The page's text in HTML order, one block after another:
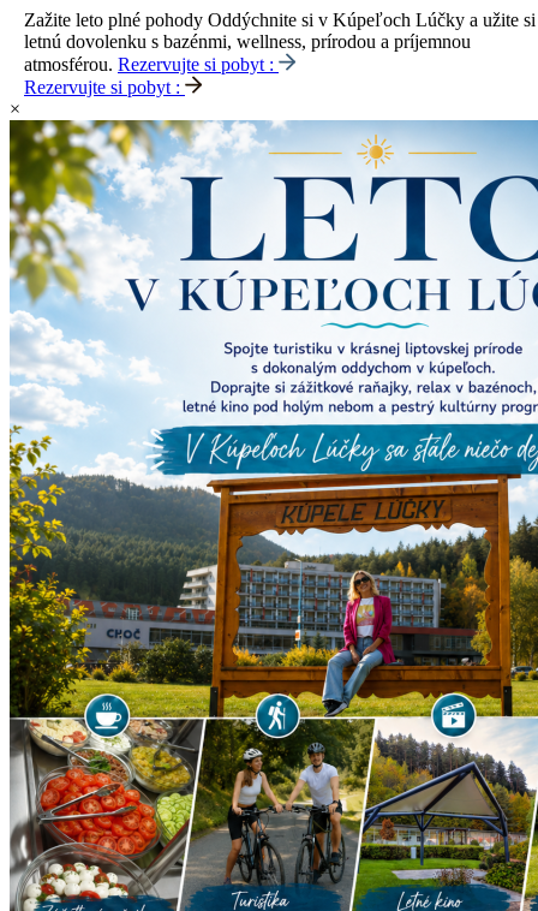
Zažite leto plné pohody Oddýchnite si v Kúpeľoch Lúčky a užite si
letnú dovolenku s bazénmi, wellness, prírodou a príjemnou
atmosférou. Rezervujte si pobyt :
Rezervujte si pobyt :
×